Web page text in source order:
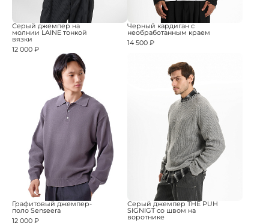
Серый джемпер на
молнии LAINE тонкой
вязки
12 000 ₽
Черный кардиган с
необработанным краем
14 500 ₽
Графитовый джемпер-
поло Senseera
12 000 ₽
Серый джемпер THE PUH
SIGNIGT со швом на
воротнике